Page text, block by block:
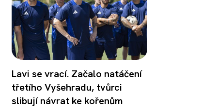
Lavi se vrací. Začalo natáčení
třetího Vyšehradu, tvůrci
slibují návrat ke kořenům